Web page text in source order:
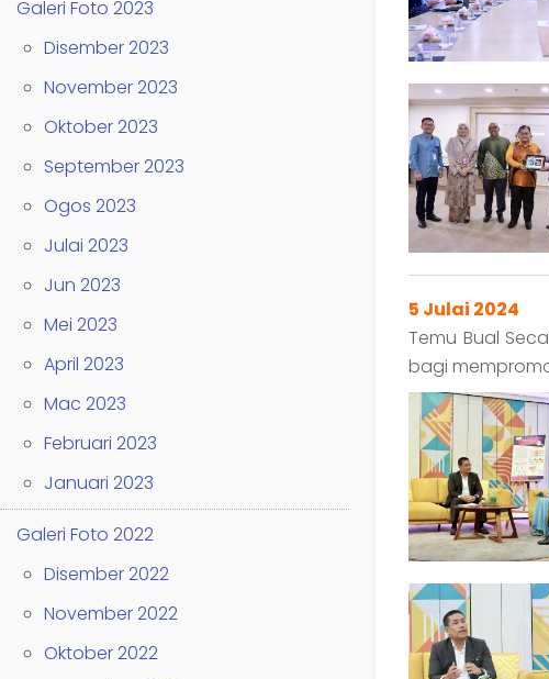
Galeri Foto 2023
Disember 2023
November 2023
Oktober 2023
September 2023
Ogos 2023
Julai 2023
Jun 2023
Mei 2023
April 2023
Mac 2023
Februari 2023
Januari 2023
Galeri Foto 2022
Disember 2022
November 2022
Oktober 2022
5 Julai 2024
Temu Bual
bagi